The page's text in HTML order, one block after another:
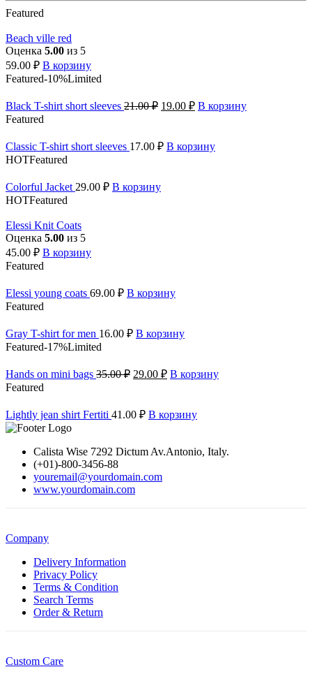
Featured
Beach ville red
Оценка 5.00 из 5
59.00 ₽ В корзину
Featured-10%Limited
Black T-shirt short sleeves 21.00₽ 19.00 ₽ В корзину
Featured
Classic T-shirt short sleeves 17.00 ₽ В корзину
HOTFeatured
Colorful Jacket29.00 ₽ В корзину
HOTFeatured
Elessi Knit Coats
Оценка 5.00 из 5
45.00 ₽ В корзину
Featured
Elessi young coats 69.00 ₽ В корзину
Featured
Gray T-shirt for men 16.00 ₽ В корзину
Featured-17%Limited
Hands on mini bags 35.00₽ 29.00 ₽ В корзину
Featured
Lightly jean shirt Fertiti 41.00 ₽ В корзину
Calista Wise 7292 Dictum Av.Antonio, Italy.
(+01)-800-3456-88
youremail@yourdomain.com
www.yourdomain.com
Company
Delivery Information
Privacy Policy
Terms & Condition
Search Terms
Order & Return
Custom Care